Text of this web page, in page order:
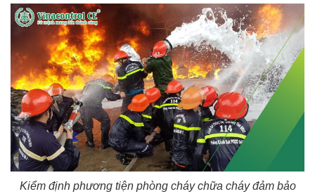
Kiểm định phương tiện phòng cháy chữa cháy đảm bảo